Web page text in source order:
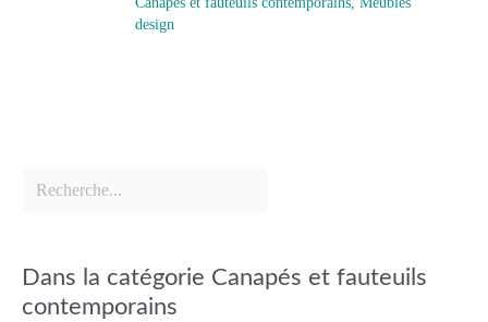
design
Dans la catégorie Canapés et fauteuils
contemporains